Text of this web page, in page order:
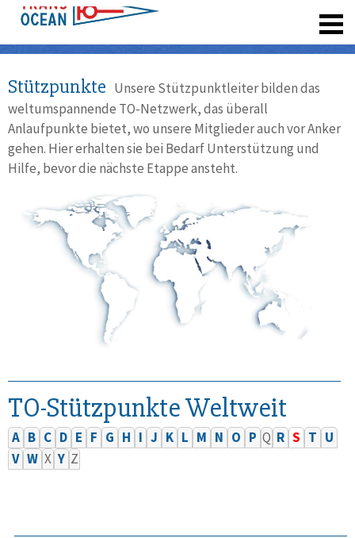
Stützpunkte Unsere Stützpunktleiter bilden das
weltumspannende TO-Netzwerk, das überall
Anlaufpunkte bietet, wo unsere Mitglieder auch vor Anker
gehen. Hier erhalten sie bei Bedarf Unterstützung und
Hilfe, bevor die nächste Etappe ansteht.
TO-Stützpunkte Weltweit
A B C D E F G H I J K L M N O P Q R S T U
V W X Y Z